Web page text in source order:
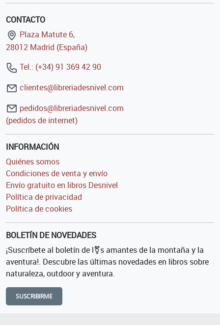
CONTACTO
Plaza Matute 6,
28012 Madrid (España)
Tel.: (+34) 91 369 42 90
clientes@libreriadesnivel.com
pedidos@libreriadesnivel.com
(pedidos de internet)
INFORMACIÓN
Quiénes somos
Condiciones de venta y envío
Envío gratuito en libros Desnivel
Política de privacidad
Política de cookies
BOLETÍN DE NOVEDADES
¡Suscríbete al boletín de l⚧s amantes de la montaña y la
aventura!. Descubre las últimas novedades en libros sobre
naturaleza, outdoor y aventura.
SUSCRIBIRME